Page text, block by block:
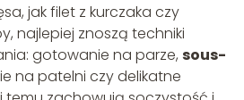
jak filet z kurczaka czy
najlepiej znoszą techniki
gotowanie na parze, sous-
na patelni czy delikatne